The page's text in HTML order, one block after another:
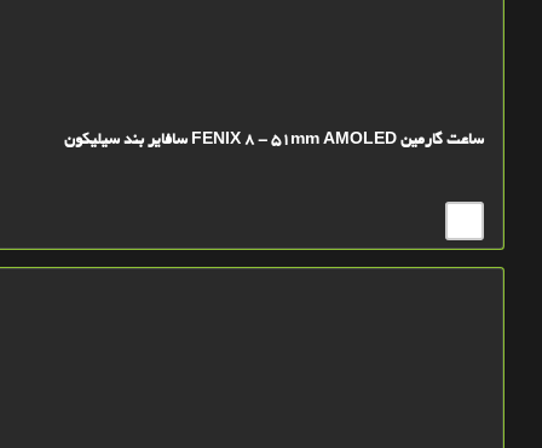
ساعت گارمین FENIX 8 - 51mm AMOLED سافایر بند سیلیکون